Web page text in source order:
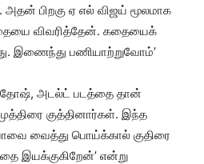
பிறகு ஏ எல் விஜய் மூலமாக
விவரித்தேன். கதையைக்
இணைந்து பணியாற்றுவோம்’
அடல்ட் படத்தை தான்
குத்தினார்கள். இந்த
வைத்து பொய்க்கால் குதிரை
இயக்குகிறேன்’ என்று